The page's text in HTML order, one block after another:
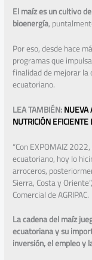
El maíz es un cultivo
bioenergía,
Por eso, desde hace
programas que
finalidad de mejorar
ecuatoriano.
LEA TAMBIÉN:NUEVA
NUTRICIÓN
“Con EXPOMAIZ
ecuatoriano, hoy lo
arroceros,
Sierra, Costa y
Comercial de AGRIPAC.
La cadena del maíz
ecuatoriana y su
inversión, el empleo y